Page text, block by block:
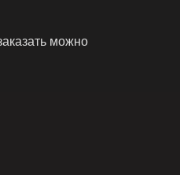
можно